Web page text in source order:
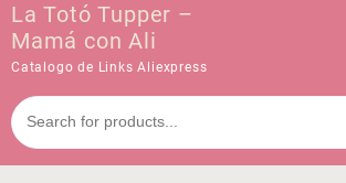
La Totó Tupper –
Mamá con Ali
Catalogo de Links Aliexpress